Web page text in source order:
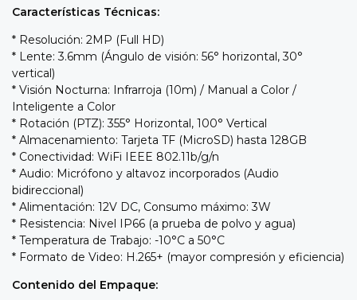
Características Técnicas:
* Resolución: 2MP (Full HD)
* Lente: 3.6mm (Ángulo de visión: 56° horizontal, 30°
vertical)
* Visión Nocturna: Infrarroja (10m) / Manual a Color /
Inteligente a Color
* Rotación (PTZ): 355° Horizontal, 100° Vertical
* Almacenamiento: Tarjeta TF (MicroSD) hasta 128GB
* Conectividad: WiFi IEEE 802.11b/g/n
* Audio: Micrófono y altavoz incorporados (Audio
bidireccional)
* Alimentación: 12V DC, Consumo máximo: 3W
* Resistencia: Nivel IP66 (a prueba de polvo y agua)
* Temperatura de Trabajo: -10°C a 50°C
* Formato de Video: H.265+ (mayor compresión y eficiencia)
Contenido del Empaque: